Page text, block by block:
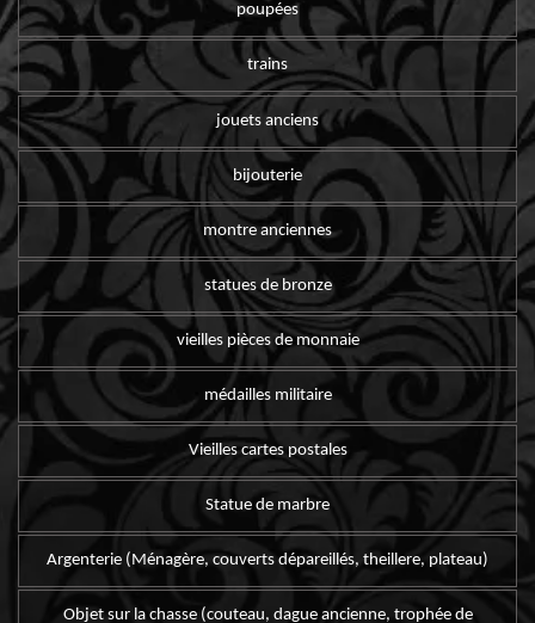
poupées
trains
jouets anciens
bijouterie
montre anciennes
statues de bronze
vieilles pièces de monnaie
médailles militaire
Vieilles cartes postales
Statue de marbre
Argenterie (Ménagère, couverts dépareillés, theillere, plateau)
Objet sur la chasse (couteau, dague ancienne, trophée de